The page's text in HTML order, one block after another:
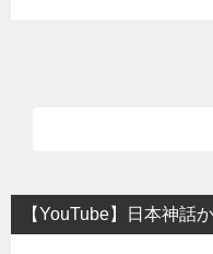
【YouTube】日本神話